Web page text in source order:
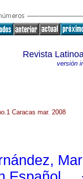
Revista
versión
Caracas mar. 2008